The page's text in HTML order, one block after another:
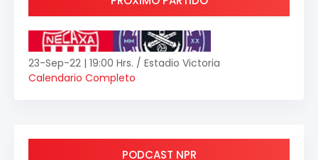
23-Sep-22 | 19:00 Hrs. / Estadio Victoria
Calendario Completo
PODCAST NPR